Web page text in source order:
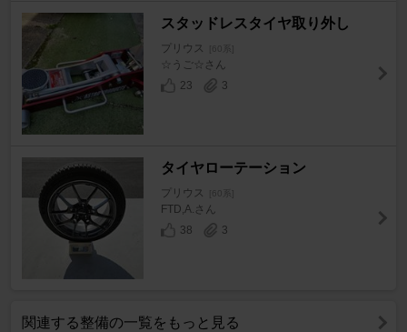
スタッドレスタイヤ取り外し
プリウス [60系]
☆うご☆さん
23
3
タイヤローテーション
プリウス [60系]
FTD,A.さん
38
3
関連する整備の一覧をもっと見る